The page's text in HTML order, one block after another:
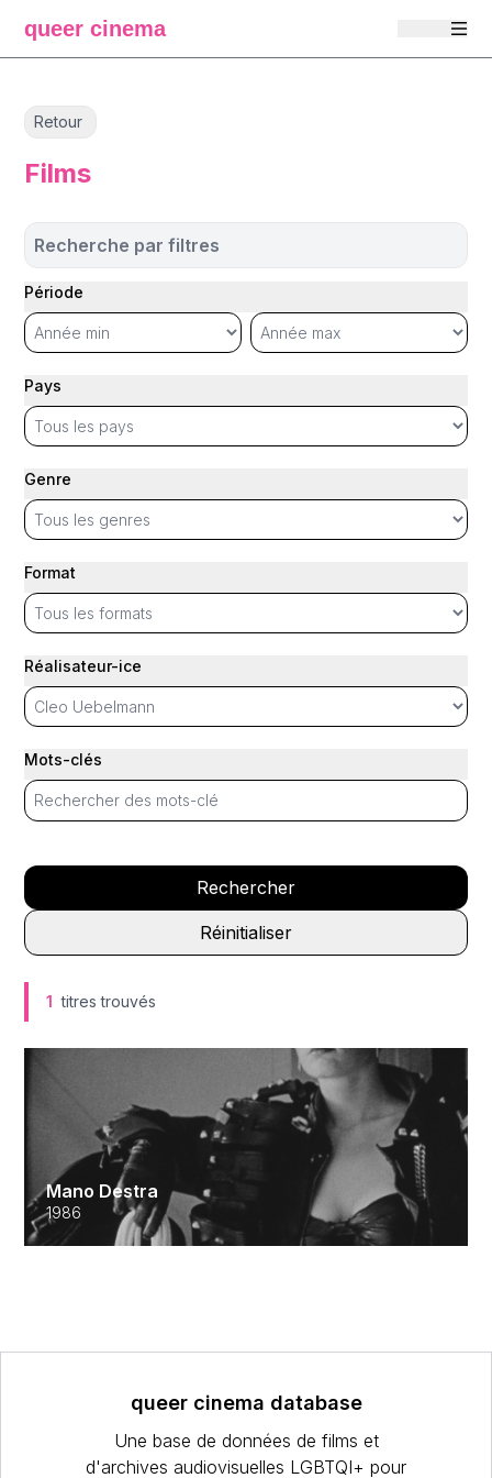
queer cinema
Retour
Films
Recherche par filtres
Période
Pays
Genre
Format
Réalisateur-ice
Mots-clés
Rechercher
Réinitialiser
1 titres trouvés
Mano Destra
1986
queer cinema database
Une base de données de films et
d'archives audiovisuelles LGBTQI+ pour